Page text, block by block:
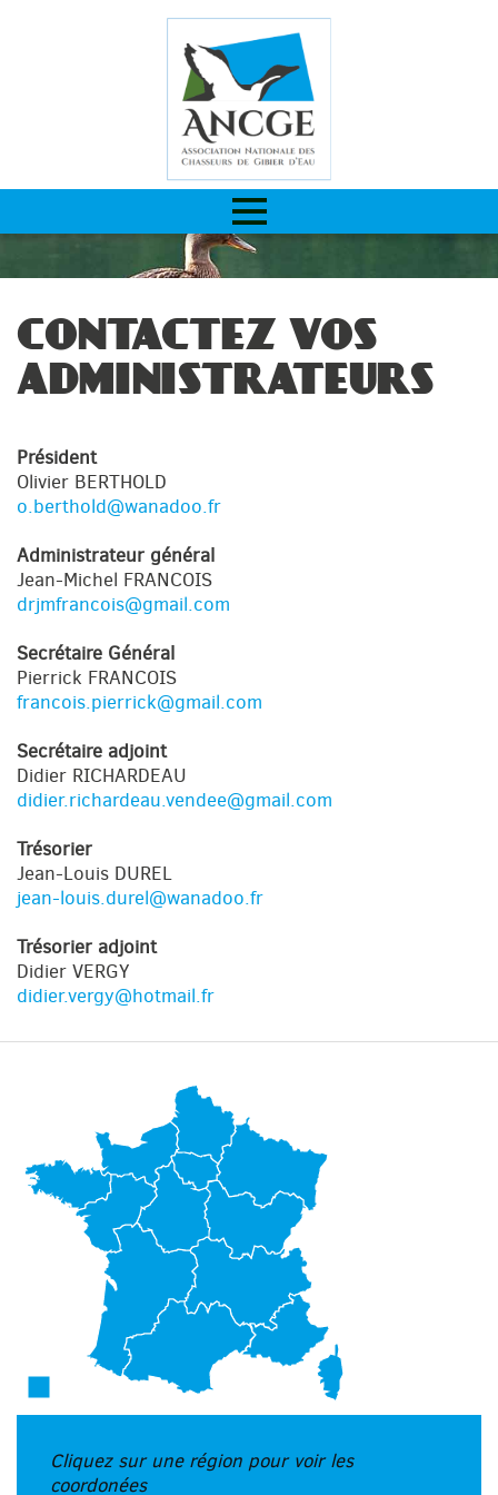
CONTACTEZ VOS
ADMINISTRATEURS
Président
Olivier BERTHOLD
o.berthold@wanadoo.fr
Administrateur général
Jean-Michel FRANCOIS
drjmfrancois@gmail.com
Secrétaire Général
Pierrick FRANCOIS
francois.pierrick@gmail.com
Secrétaire adjoint
Didier RICHARDEAU
didier.richardeau.vendee@gmail.com
Trésorier
Jean-Louis DUREL
jean-louis.durel@wanadoo.fr
Trésorier adjoint
Didier VERGY
didier.vergy@hotmail.fr
Cliquez sur une région pour voir les
coordonées